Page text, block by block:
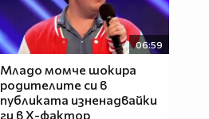
06:59
Младо момче шокира
родителите си в
публиката изненадвайки
ги в Х-фактор